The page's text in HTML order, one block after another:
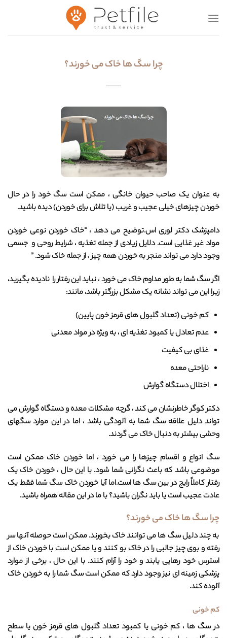
چرا سگ ها خاک می خورند؟
به عنوان یک صاحب حیوان خانگی ، ممکن است سگ خود را در حال
خوردن چیزهای خیلی عجیب و غریب (یا تلاش برای خوردن) دیده باشید.
دامپزشک دکتر لوری اس.توضیح می دهد ، “خاک خوردن نوعی خوردن
مواد غیر غذایی است. دلایل زیادی از جمله تغذیه ، شرایط روحی و جسمی
وجود دارد می تواند منجر به خوردن همه چیز ، از جمله خاک شود. ”
اگر سگ شما به طور مداوم خاک می خورد ، نباید این رفتار را نادیده بگیرید،
زیرا این می تواند نشانه یک مشکل بزرگتر باشد، مانند:
کم خونی (تعداد گلبول های قرمز خون پایین)
عدم تعادل یا کمبود تغذیه ای ، به ویژه در مواد معدنی
غذای بی کیفیت
ناراحتی معده
اختلال دستگاه گوارش
دکتر کوگر خاطرنشان می کند ، گرچه مشکلات معده و دستگاه گوارش می
تواند دلیل علاقه سگ شما به آلودگی باشد ، اما در این موارد سگهای
وحشی بیشتر به دنبال خاک می گردند.
سگ انواع و اقسام چیزها را می خورد ، اما خوردن خاک ممکن است
موضوعی باشد که باعث نگرانی شما شود. با این حال ، خوردن خاک یک
رفتار کاملاً رایج در بین سگ ها است.اما آیا خوردن خاک سگ شما فقط یک
عادت عجیب است یا باید نگران باشید؟ با ما در این مقاله همراه باشید.
چرا سگ ها خاک می خورند؟
به چند دلیل سگ ها می توانند خاک بخورند. ممکن است حوصله آنها سر
رفته و بوی چیز جالبی را در خاک بو کنند و یا ممکن است با خوردن خاک از
استرس خود رهایی یابند و خود را آرام کنند. با این حال ، برخی از موارد
پزشکی زمینه ای نیز وجود دارد که ممکن است سگ شما را به خوردن خاک
آلوده کند.
کم خونی
در سگ ها ، کم خونی یا کمبود تعداد گلبول های قرمز خون یا سطح